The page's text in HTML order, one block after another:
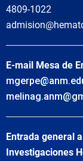
4809-1022
E-mail Mesa de
Entrada general
Investigaciones